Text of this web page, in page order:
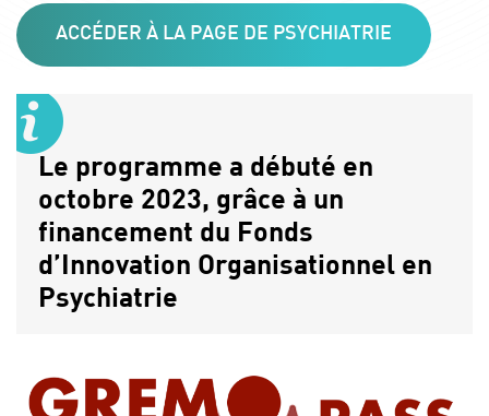
ACCÉDER À LA PAGE DE PSYCHIATRIE
Le programme a débuté en
octobre 2023, grâce à un
financement du Fonds
d’Innovation Organisationnel en
Psychiatrie